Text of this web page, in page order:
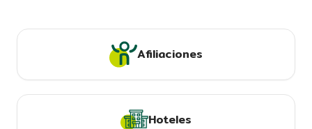
Afiliaciones
Hoteles